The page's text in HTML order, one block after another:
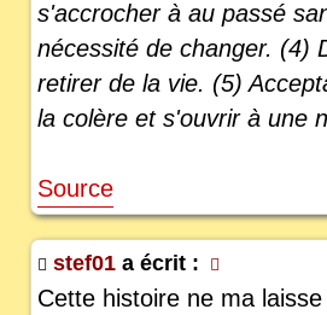
s'accrocher à au passé
nécessité de changer. (4)
retirer de la vie. (5)
la colère et s'ouvrir à une
Source
stef01 a écrit :
Cette histoire ne ma